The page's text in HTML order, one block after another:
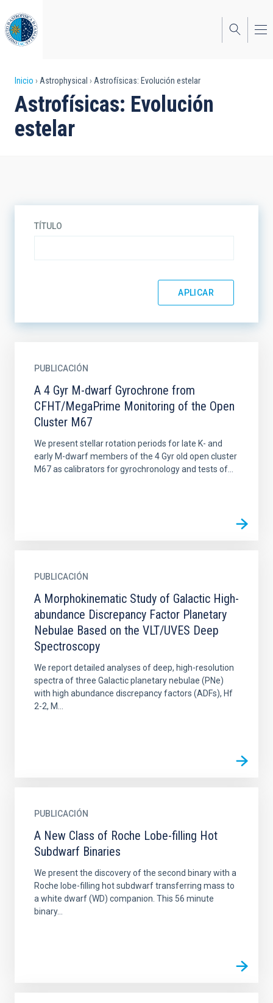
al
contenido
principal
Sobrescribir
enlaces
de
Inicio Astrophysical Astrofísicas: Evolución estelar
Astrofísicas: Evolución
estelar
TÍTULO
PUBLICACIÓN
A 4 Gyr M-dwarf Gyrochrone from
CFHT/MegaPrime Monitoring of the Open
Cluster M67
We present stellar rotation periods for late K- and
early M-dwarf members of the 4 Gyr old open cluster
M67 as calibrators for gyrochronology and tests of...
PUBLICACIÓN
A Morphokinematic Study of Galactic High-
abundance Discrepancy Factor Planetary
Nebulae Based on the VLT/UVES Deep
Spectroscopy
We report detailed analyses of deep, high-resolution
spectra of three Galactic planetary nebulae (PNe)
with high abundance discrepancy factors (ADFs), Hf
2-2, M...
PUBLICACIÓN
A New Class of Roche Lobe-filling Hot
Subdwarf Binaries
We present the discovery of the second binary with a
Roche lobe-filling hot subdwarf transferring mass to
a white dwarf (WD) companion. This 56 minute
binary...